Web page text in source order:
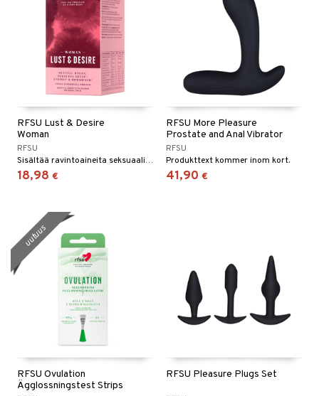
RFSU Lust & Desire
Woman
RFSU
Sisältää ravintoaineita seksuaalisen terveyden edistämiseksi, terveiden energiatasojen ylläpitämiseksi sekä hyvän hormonaalisen tasapainon tukemiseksi.
18,98 €
RFSU More Pleasure
Prostate and Anal Vibrator
RFSU
Produkttext kommer inom kort.
41,90 €
RFSU Ovulation
Ägglossningstest Strips
uutuus
RFSU Pleasure Plugs Set